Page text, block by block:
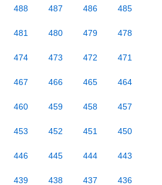
488 487 486 485
481 480 479 478
474 473 472 471
467 466 465 464
460 459 458 457
453 452 451 450
446 445 444 443
439 438 437 436